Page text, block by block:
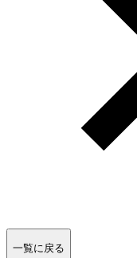
一覧に戻る